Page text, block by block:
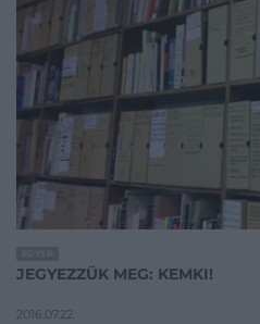
JEGYEZZÜK MEG: KEMKI!
2016.07.22.